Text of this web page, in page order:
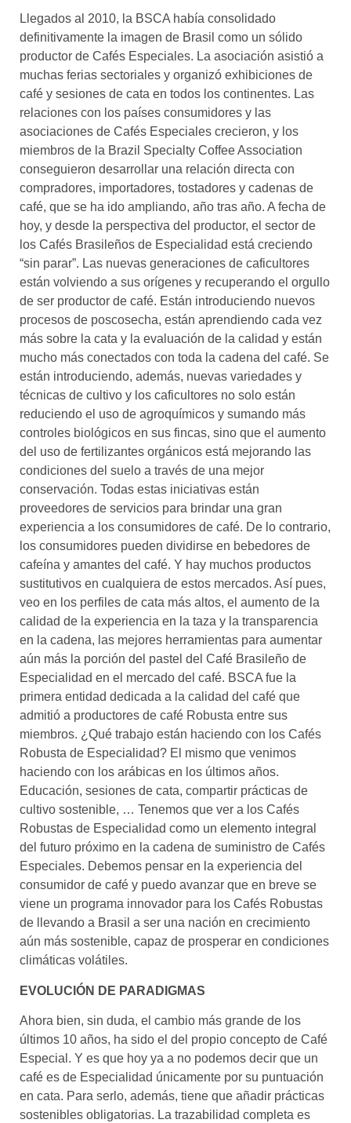
Llegados al 2010, la BSCA había consolidado
definitivamente la imagen de Brasil como un sólido
productor de Cafés Especiales. La asociación asistió a
muchas ferias sectoriales y organizó exhibiciones de
café y sesiones de cata en todos los continentes. Las
relaciones con los países consumidores y las
asociaciones de Cafés Especiales crecieron, y los
miembros de la Brazil Specialty Coffee Association
conseguieron desarrollar una relación directa con
compradores, importadores, tostadores y cadenas de
café, que se ha ido ampliando, año tras año. A fecha de
hoy, y desde la perspectiva del productor, el sector de
los Cafés Brasileños de Especialidad está creciendo
“sin parar”. Las nuevas generaciones de caficultores
están volviendo a sus orígenes y recuperando el orgullo
de ser productor de café. Están introduciendo nuevos
procesos de poscosecha, están aprendiendo cada vez
más sobre la cata y la evaluación de la calidad y están
mucho más conectados con toda la cadena del café. Se
están introduciendo, además, nuevas variedades y
técnicas de cultivo y los caficultores no solo están
reduciendo el uso de agroquímicos y sumando más
controles biológicos en sus fincas, sino que el aumento
del uso de fertilizantes orgánicos está mejorando las
condiciones del suelo a través de una mejor
conservación. Todas estas iniciativas están
proveedores de servicios para brindar una gran
experiencia a los consumidores de café. De lo contrario,
los consumidores pueden dividirse en bebedores de
cafeína y amantes del café. Y hay muchos productos
sustitutivos en cualquiera de estos mercados. Así pues,
veo en los perfiles de cata más altos, el aumento de la
calidad de la experiencia en la taza y la transparencia
en la cadena, las mejores herramientas para aumentar
aún más la porción del pastel del Café Brasileño de
Especialidad en el mercado del café. BSCA fue la
primera entidad dedicada a la calidad del café que
admitió a productores de café Robusta entre sus
miembros. ¿Qué trabajo están haciendo con los Cafés
Robusta de Especialidad? El mismo que venimos
haciendo con los arábicas en los últimos años.
Educación, sesiones de cata, compartir prácticas de
cultivo sostenible, … Tenemos que ver a los Cafés
Robustas de Especialidad como un elemento integral
del futuro próximo en la cadena de suministro de Cafés
Especiales. Debemos pensar en la experiencia del
consumidor de café y puedo avanzar que en breve se
viene un programa innovador para los Cafés Robustas
de llevando a Brasil a ser una nación en crecimiento
aún más sostenible, capaz de prosperar en condiciones
climáticas volátiles.
EVOLUCIÓN DE PARADIGMAS
Ahora bien, sin duda, el cambio más grande de los
últimos 10 años, ha sido el del propio concepto de Café
Especial. Y es que hoy ya a no podemos decir que un
café es de Especialidad únicamente por su puntuación
en cata. Para serlo, además, tiene que añadir prácticas
sostenibles obligatorias. La trazabilidad completa es